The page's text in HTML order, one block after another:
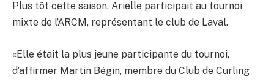
Plus tôt cette saison, Arielle participait au tournoi
mixte de l’ARCM, représentant le club de Laval.
«Elle était la plus jeune participante du tournoi,
d’affirmer Martin Bégin, membre du Club de Curling